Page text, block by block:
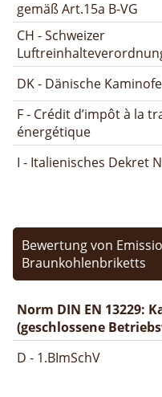
gemäß Art.15a B-VG
CH - Schweizer
DK - Dänische
F - Crédit d’impôt à la
énergétique
I - Italienisches Dekret
Bewertung von
Braunkohlenbriketts
Norm DIN EN 13229:
(geschlossene
D - 1.BImSchV